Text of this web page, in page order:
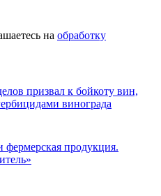
на обработку
призвал к бойкоту вин,
винограда
продукция.